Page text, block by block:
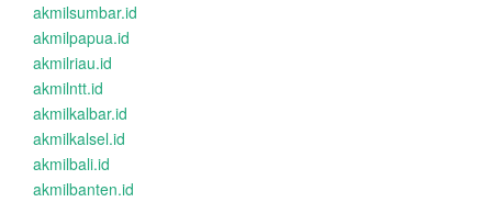
akmilsumbar.id
akmilpapua.id
akmilriau.id
akmilntt.id
akmilkalbar.id
akmilkalsel.id
akmilbali.id
akmilbanten.id